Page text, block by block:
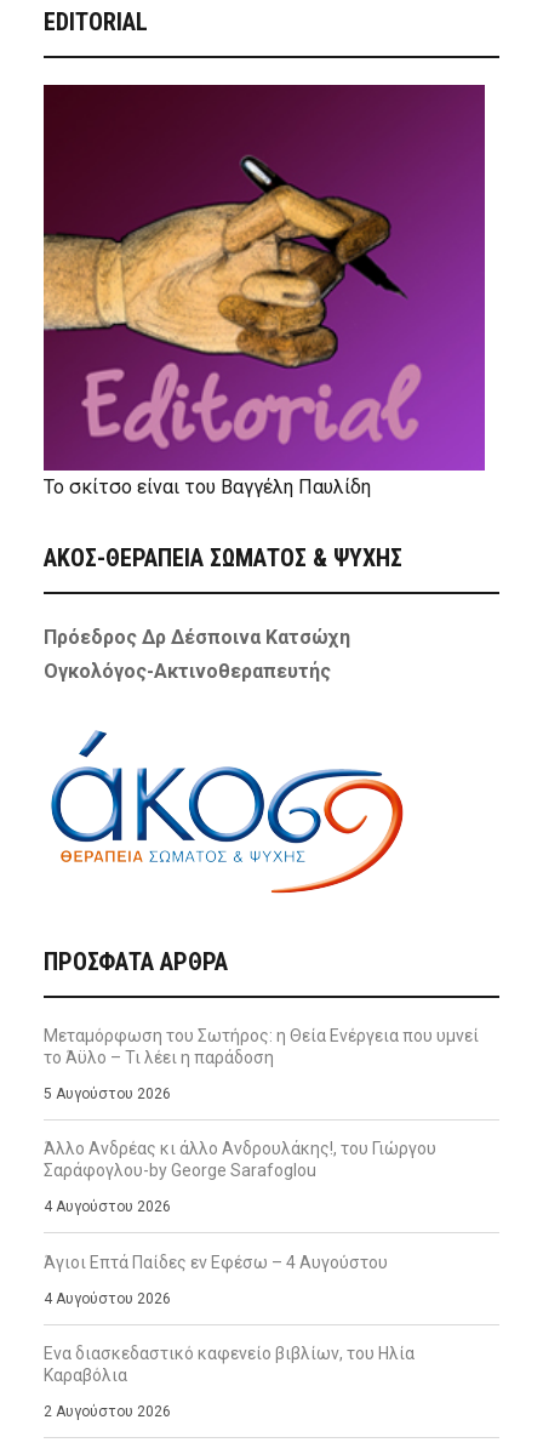
EDITORIAL
Το σκίτσο είναι του Βαγγέλη Παυλίδη
ΑΚΟΣ-ΘΕΡΑΠΕΙΑ ΣΩΜΑΤΟΣ & ΨΥΧΗΣ
Πρόεδρος Δρ Δέσποινα Κατσώχη
Ογκολόγος-Ακτινοθεραπευτής
ΠΡΌΣΦΑΤΑ ΆΡΘΡΑ
Μεταμόρφωση του Σωτήρος: η Θεία Ενέργεια που υμνεί
το Άϋλο – Τι λέει η παράδοση
5 Αυγούστου 2026
Άλλο Ανδρέας κι άλλο Ανδρουλάκης!, του Γιώργου
Σαράφογλου-by George Sarafoglou
4 Αυγούστου 2026
Άγιοι Επτά Παίδες εν Εφέσω – 4 Αυγούστου
4 Αυγούστου 2026
Ενα διασκεδαστικό καφενείο βιβλίων, του Ηλία
Καραβόλια
2 Αυγούστου 2026